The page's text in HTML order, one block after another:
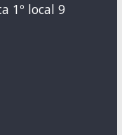
1º local 9